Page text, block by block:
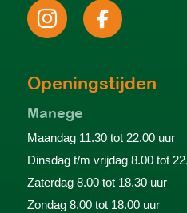
Openingstijden
Manege
Maandag 11.30 tot 22.00 uur
Dinsdag t/m vrijdag 8.00 tot
Zaterdag 8.00 tot 18.30 uur
Zondag 8.00 tot 18.00 uur